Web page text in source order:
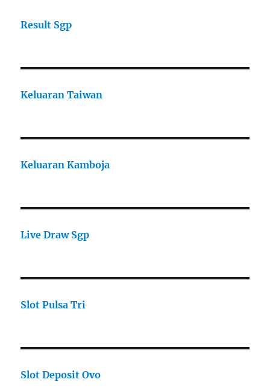
Result Sgp
Keluaran Taiwan
Keluaran Kamboja
Live Draw Sgp
Slot Pulsa Tri
Slot Deposit Ovo